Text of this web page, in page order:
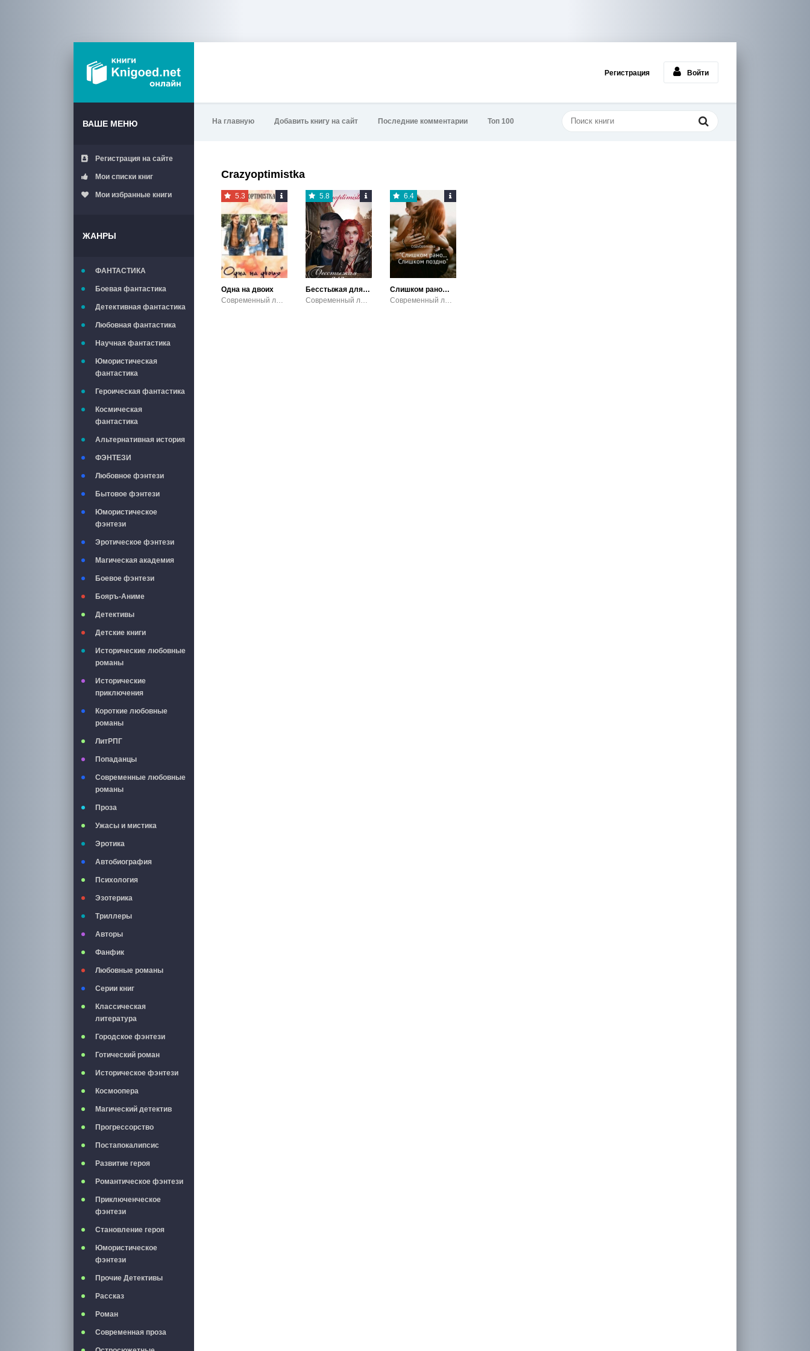
Регистрация Войти
ВАШЕ МЕНЮ
Регистрация на сайте
Мои списки книг
Мои избранные книги
ЖАНРЫ
ФАНТАСТИКА
Боевая фантастика
Детективная фантастика
Любовная фантастика
Научная фантастика
Юмористическая
фантастика
Героическая фантастика
Космическая
фантастика
Альтернативная история
ФЭНТЕЗИ
Любовное фэнтези
Бытовое фэнтези
Юмористическое
фэнтези
Эротическое фэнтези
Магическая академия
Боевое фэнтези
Бояръ-Аниме
Детективы
Детские книги
Исторические любовные
романы
Исторические
приключения
Короткие любовные
романы
ЛитРПГ
Попаданцы
Современные любовные
романы
Проза
Ужасы и мистика
Эротика
Автобиография
Психология
Эзотерика
Триллеры
Авторы
Фанфик
Любовные романы
Серии книг
Классическая
литература
Городское фэнтези
Готический роман
Историческое фэнтези
Космоопера
Магический детектив
Прогрессорство
Постапокалипсис
Развитие героя
Романтическое фэнтези
Приключенческое
фэнтези
Становление героя
Юмористическое
фэнтези
Прочие Детективы
Рассказ
Роман
Современная проза
На главную Добавить книгу на сайт Последние комментарии Топ 100
Crazyoptimistka
5.3
Одна на двоих
Современный любовный роман / Эротика
5.8
Бесстыжая для нахала
Современный любовный роман
6.4
Слишком рано… слишком поздно
Современный любовный роман